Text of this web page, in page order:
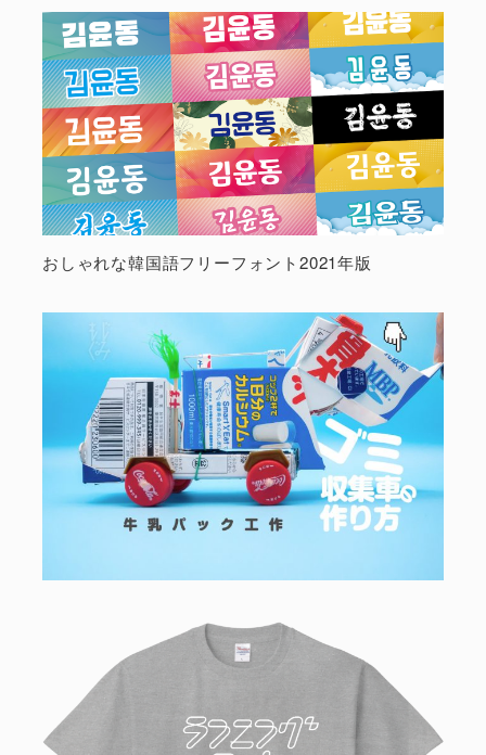
おしゃれな韓国語フリーフォント2021年版